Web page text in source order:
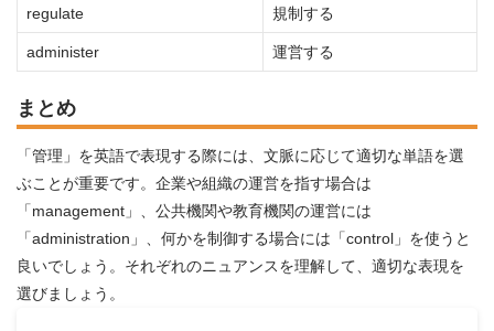
regulate 規制する
administer 運営する
まとめ
「管理」を英語で表現する際には、文脈に応じて適切な単語を選
ぶことが重要です。企業や組織の運営を指す場合は
「management」、公共機関や教育機関の運営には
「administration」、何かを制御する場合には「control」を使うと
良いでしょう。それぞれのニュアンスを理解して、適切な表現を
選びましょう。